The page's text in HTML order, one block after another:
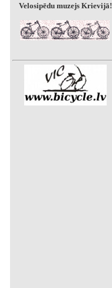
Velosipēdu muzejs Krievijā!